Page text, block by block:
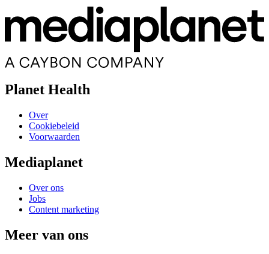
Planet Health
Over
Cookiebeleid
Voorwaarden
Mediaplanet
Over ons
Jobs
Content marketing
Meer van ons